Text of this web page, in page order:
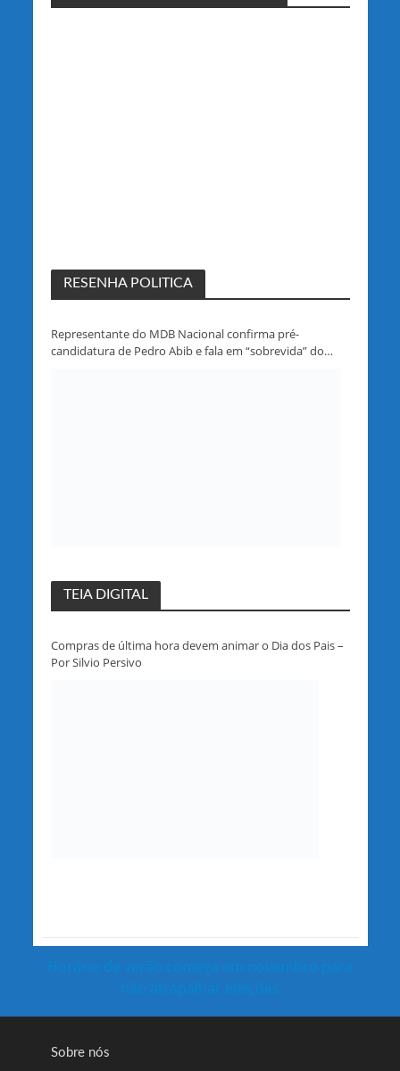
RESENHA POLITICA
Representante do MDB Nacional confirma pré-
candidatura de Pedro Abib e fala em “sobrevida” do
TEIA DIGITAL
Compras de última hora devem animar o Dia dos Pais –
Por Silvio Persivo
Horário de verão começa em novembro para
não atrapalhar eleições
Sobre nós